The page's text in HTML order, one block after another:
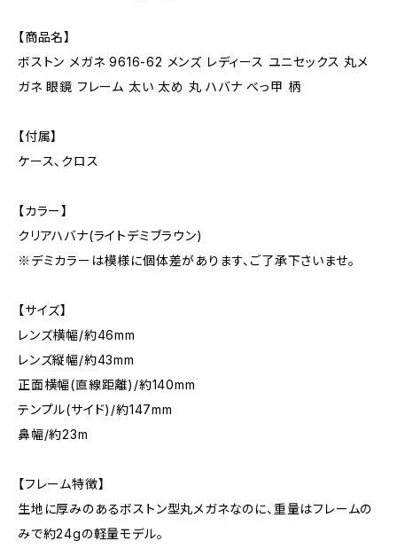
【商品名】
ボストン メガネ 9616-62 メンズ レディース ユニセックス 丸メ
ガネ 眼鏡 フレーム 太い 太め 丸 ハバナ べっ甲 柄
【付属】
ケース、クロス
【カラー】
クリアハバナ(ライトデミブラウン)
※デミカラーは模様に個体差があります、ご了承下さいませ。
【サイズ】
レンズ横幅/約46mm
レンズ縦幅/約43mm
正面横幅(直線距離)/約140mm
テンプル(サイド)/約147mm
鼻幅/約23m
【フレーム特徴】
生地に厚みのあるボストン型丸メガネなのに、重量はフレームの
みで約24gの軽量モデル。